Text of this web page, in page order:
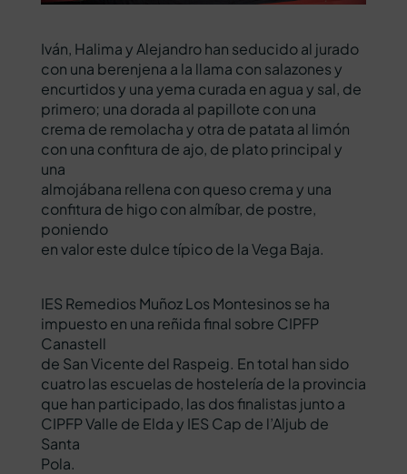
Iván, Halima y Alejandro han seducido al jurado
con una berenjena a la llama con salazones y
encurtidos y una yema curada en agua y sal, de
primero; una dorada al papillote con una
crema de remolacha y otra de patata al limón
con una confitura de ajo, de plato principal y
una
almojábana rellena con queso crema y una
confitura de higo con almíbar, de postre,
poniendo
en valor este dulce típico de la Vega Baja.
IES Remedios Muñoz Los Montesinos se ha
impuesto en una reñida final sobre CIPFP
Canastell
de San Vicente del Raspeig. En total han sido
cuatro las escuelas de hostelería de la provincia
que han participado, las dos finalistas junto a
CIPFP Valle de Elda y IES Cap de l’Aljub de
Santa
Pola.